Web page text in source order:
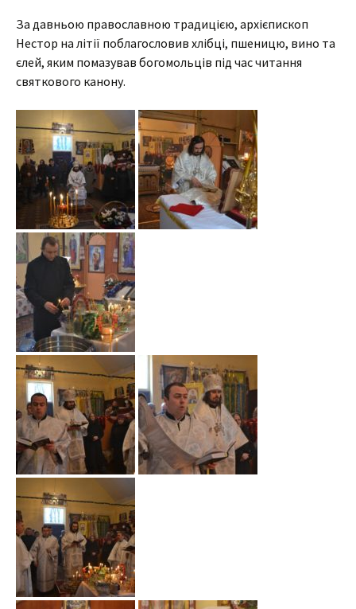
За давньою православною традицією, архієпископ
Нестор на літії поблагословив хлібці, пшеницю, вино та
єлей, яким помазував богомольців під час читання
святкового канону.